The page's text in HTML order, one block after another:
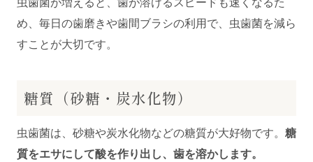
め、毎日の歯磨きや歯間ブラシの利用で、虫歯菌を減ら
すことが大切です。
糖質（砂糖・炭水化物）
虫歯菌は、砂糖や炭水化物などの糖質が大好物です。 糖
質をエサにして酸を作り出し、歯を溶かします。